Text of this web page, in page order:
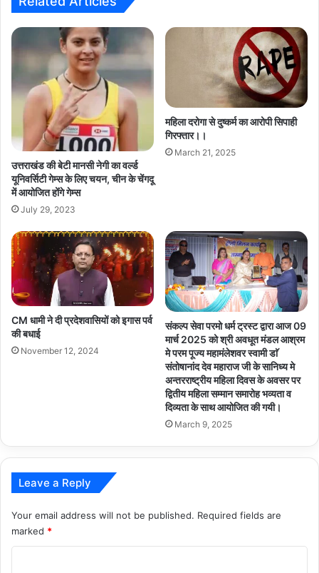
उत्तराखंड की बेटी मानसी नेगी का वर्ल्ड
यूनिवर्सिटी गेम्स के लिए चयन, चीन के चेंगदू
में आयोजित होंंगे गेम्स
July 29, 2023
महिला दरोगा से दुष्कर्म का आरोपी सिपाही
गिरफ्तार।।
March 21, 2025
CM धामी ने दी प्रदेशवासियों को इगास पर्व
की बधाई
November 12, 2024
संकल्प सेवा परमो धर्म ट्रस्ट द्वारा आज 09
मार्च 2025 को श्री अवधूत मंडल आश्रम
मे परम पूज्य महामंलेशवर स्वामी डाॅ
संतोषानांद देव महाराज जी के सानिध्य मे
अन्तरराष्ट्रीय महिला दिवस के अवसर पर
द्वितीय महिला सम्मान समारोह भव्यता व
दिव्यता के साथ आयोजित की गयी।
March 9, 2025
Leave a Reply
Your email address will not be published. Required fields are
marked *